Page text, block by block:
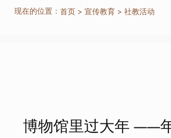
现在的位置： 首页 > 宣传教育 > 社教活动
博物馆里过大年 ——